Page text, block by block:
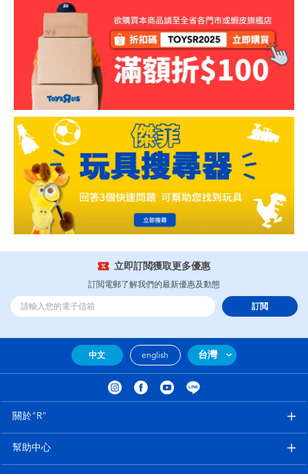
立即訂閲獲取更多優惠
訂閲電郵了解我們的最新優惠及動態
訂閲
中文 english 台灣
關於"R"
幫助中心